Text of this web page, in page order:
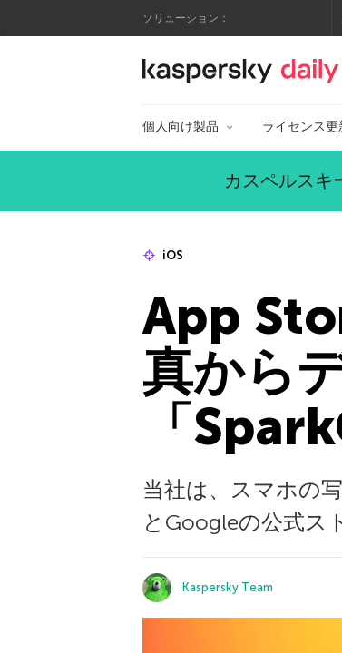
ソリューション：
カスペル
個人向け製品 ライセンス更
カスペルスキ
iOS
App
真から
「
当社は、スマホの
とGoogleの公式ス
Kaspersky Team